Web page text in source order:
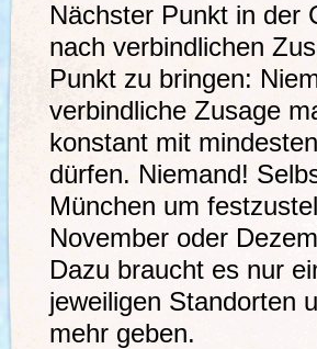
Nächster Punkt in der
nach verbindlichen
Punkt zu bringen:
verbindliche Zusage
konstant mit
dürfen. Niemand!
München um
November oder
Dazu braucht es nur
jeweiligen Standorten
mehr geben.